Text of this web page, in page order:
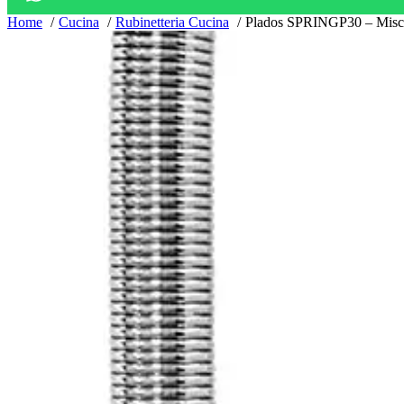
Home Cucina Rubinetteria Cucina Plados SPRINGP30 –